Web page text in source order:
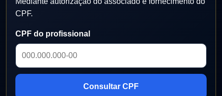
CPF.
CPF do profissional
Consultar CPF